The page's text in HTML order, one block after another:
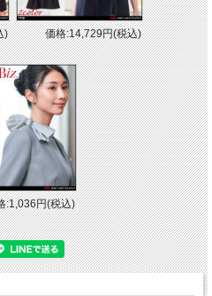
) 価格:14,729円(税込)
:1,036円(税込)